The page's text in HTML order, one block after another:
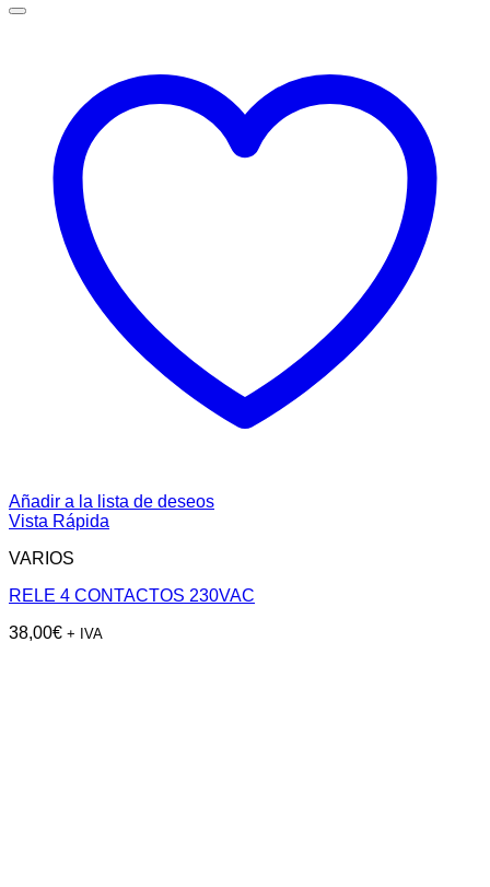
Añadir a la lista de deseos
Vista Rápida
VARIOS
RELE 4 CONTACTOS 230VAC
38,00€ + IVA